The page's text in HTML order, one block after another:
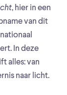
, hier in een
van dit
In deze
alles: van
naar licht.